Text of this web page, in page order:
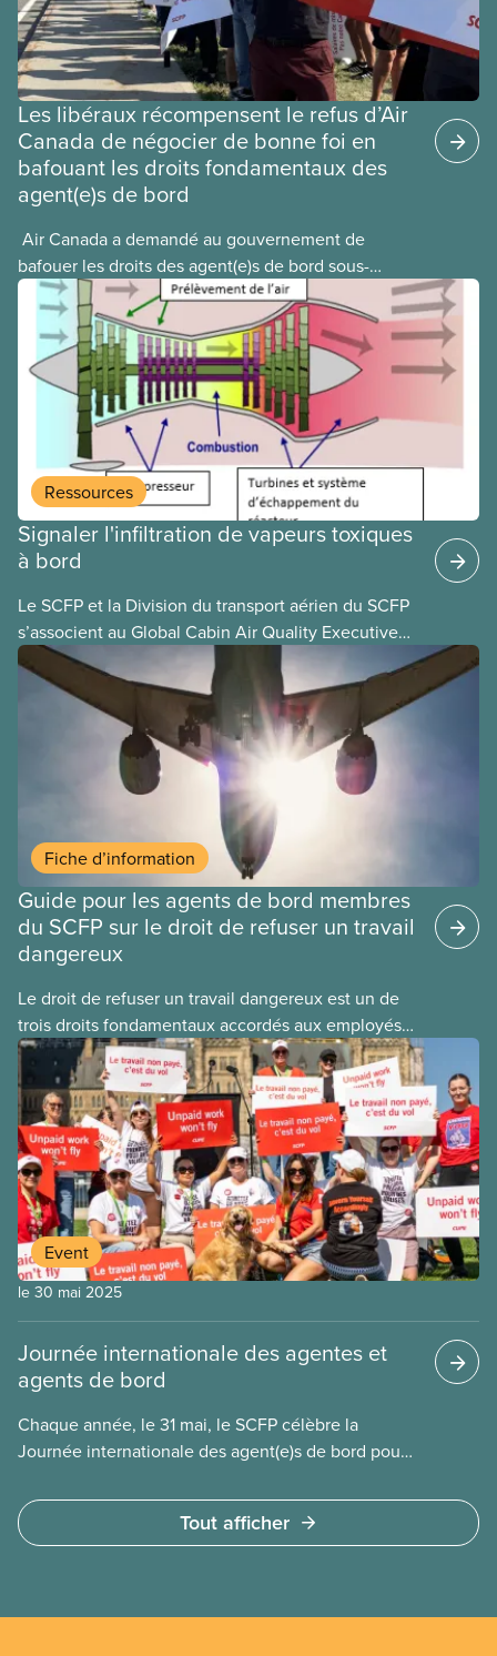
Les libéraux récompensent le refus d’Air
Canada de négocier de bonne foi en
bafouant les droits fondamentaux des
agent(e)s de bord
​ Air Canada a demandé au gouvernement de
bafouer les droits des agent(e)s de bord sous-
payé(e)s d’Air Canada protégés par la Charte. La
ministre de l’Emploi, Patty Hajdu, n’a attendu que
quelques heures pour accéder à cette demande de
l’entreprise. Le gouvernement libéral a invoqué
l’article 107 du Code canadien du travail pour
freiner la grève des agent(e)s de bord d’Air Canada,
qui luttaient pour mettre fin au travail non payé et
aux salaires de misère.
Ressources
Signaler l'infiltration de vapeurs toxiques
à bord
Le SCFP et la Division du transport aérien du SCFP
s’associent au Global Cabin Air Quality Executive
(GCAQE), le cadre mondial de la qualité de l’air
dans les cabines, pour permettre à leurs membres
d’utiliser le Global Cabin Air Reporting System
(GCARS), le système mondial de déclaration
d’incidents liés à la qualité de l’air dans les cabines.
Fiche d’information
Guide pour les agents de bord membres
du SCFP sur le droit de refuser un travail
dangereux
Le droit de refuser un travail dangereux est un de
trois droits fondamentaux accordés aux employés
assujettis à la réglementation fédérale
et, légalement
Event
le 30 mai 2025
Journée internationale des agentes et
agents de bord
Chaque année, le 31 mai, le SCFP célèbre la
Journée internationale des agent(e)s de bord pour
veille à la sécurité des passagères et passagers en
vol et au sol, chaque jour et aux quatre coins du
Tout afficher